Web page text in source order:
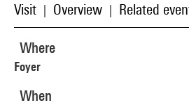
Visit Overview Related
Where
Foyer
When